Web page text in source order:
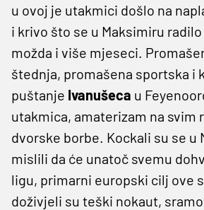
u ovoj je utakmici došlo na
i krivo što se u Maksimiru
možda i više mjeseci.
štednja, promašena sportska i
puštanje Ivanušeca u
utakmica, amaterizam na svim
dvorske borbe. Kockali su se u
mislili da će unatoč svemu
ligu, primarni europski cilj ove
doživjeli su teški nokaut,